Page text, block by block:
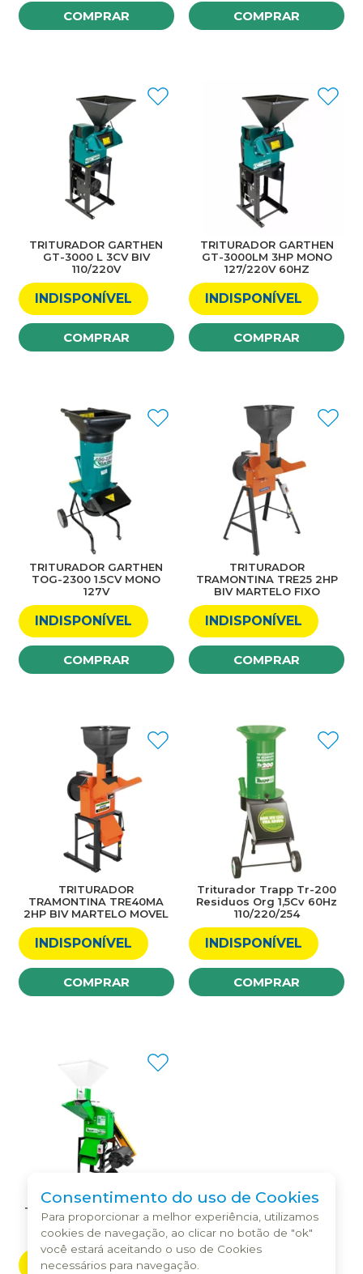
COMPRAR COMPRAR
TRITURADOR GARTHEN
GT-3000 L 3CV BIV
110/220V
INDISPONÍVEL
COMPRAR
TRITURADOR GARTHEN
GT-3000LM 3HP MONO
127/220V 60HZ
INDISPONÍVEL
COMPRAR
TRITURADOR GARTHEN
TOG-2300 1.5CV MONO
127V
INDISPONÍVEL
COMPRAR
TRITURADOR
TRAMONTINA TRE25 2HP
BIV MARTELO FIXO
INDISPONÍVEL
COMPRAR
TRITURADOR
TRAMONTINA TRE40MA
2HP BIV MARTELO MOVEL
INDISPONÍVEL
COMPRAR
Triturador Trapp Tr-200
Residuos Org 1,5Cv 60Hz
110/220/254
INDISPONÍVEL
COMPRAR
Triturador Trapp Trf-300
3Cv 60Hz Monofasico
127/220V
INDISPONÍVEL
Consentimento do uso de Cookies
Para proporcionar a melhor experiência, utilizamos
cookies de navegação, ao clicar no botão de "ok"
você estará aceitando o uso de Cookies
necessários para navegação.